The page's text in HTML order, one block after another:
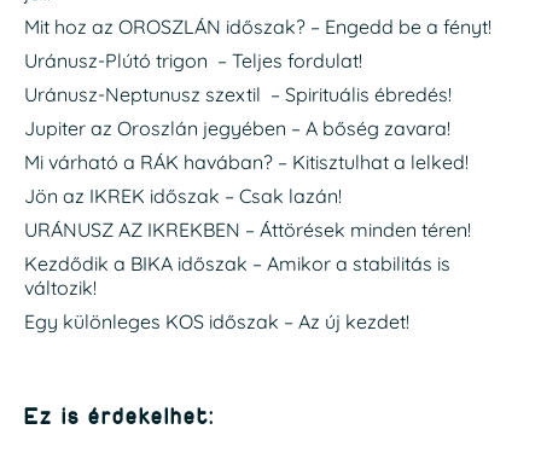
Mit hoz az OROSZLÁN időszak? – Engedd be a fényt!
Uránusz-Plútó trigon – Teljes fordulat!
Uránusz-Neptunusz szextil – Spirituális ébredés!
Jupiter az Oroszlán jegyében – A bőség zavara!
Mi várható a RÁK havában? – Kitisztulhat a lelked!
Jön az IKREK időszak – Csak lazán!
URÁNUSZ AZ IKREKBEN – Áttörések minden téren!
Kezdődik a BIKA időszak – Amikor a stabilitás is
változik!
Egy különleges KOS időszak – Az új kezdet!
Ez is érdekelhet: